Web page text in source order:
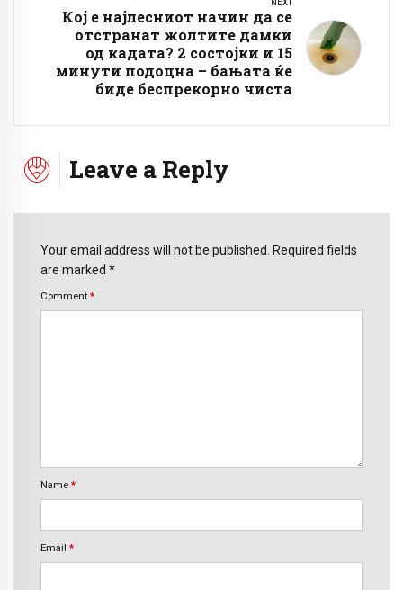
NEXT
Кој е најлесниот начин да се
отстранат жолтите дамки
од кадата? 2 состојки и 15
минути подоцна – бањата ќе
биде беспрекорно чиста
Leave a Reply
Your email address will not be published. Required fields
are marked *
Comment *
Name *
Email *